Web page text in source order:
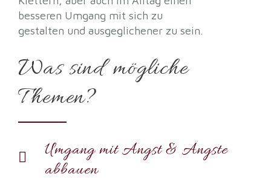
besseren Umgang mit sich zu
gestalten und ausgeglichener zu sein.
Was sind mögliche
Themen?
Umgang mit Angst & Ängste
abbauen